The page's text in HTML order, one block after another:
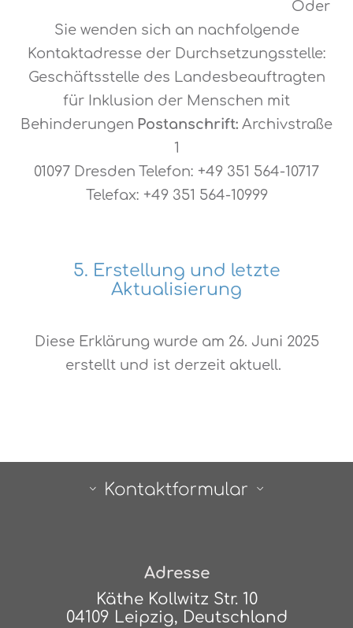
Oder
Sie wenden sich an nachfolgende
Kontaktadresse der Durchsetzungsstelle:
Geschäftsstelle des Landesbeauftragten
für Inklusion der Menschen mit
Behinderungen Postanschrift: Archivstraße
1
01097 Dresden Telefon: +49 351 564-10717
Telefax: +49 351 564-10999
5. Erstellung und letzte
Aktualisierung
Diese Erklärung wurde am 26. Juni 2025
erstellt und ist derzeit aktuell.
Adresse
Käthe Kollwitz Str. 10
04109 Leipzig, Deutschland